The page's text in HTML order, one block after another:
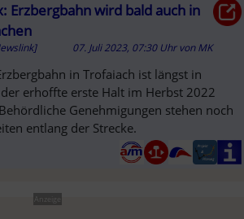
Erzbergbahn wird bald auch in
07. Juli 2023, 07:30 Uhr vonMK
in Trofaiach ist längst in
erhoffte erste Halt im Herbst 2022
Genehmigungen stehen noch
entlang der Strecke.
Anzeige